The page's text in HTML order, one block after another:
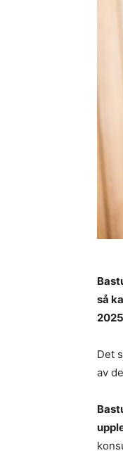
så
Det
av